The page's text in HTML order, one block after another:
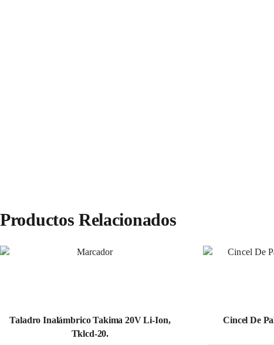
Productos Relacionados
Taladro Inalámbrico Takima 20V Li-Ion,
Tklcd-20.
Cincel De